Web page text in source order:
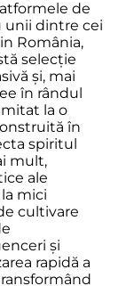
de
unii dintre cei
România,
selecție
și, mai
în rândul
la o
în
spiritul
mult,
ale
mici
cultivare
și
rapidă a